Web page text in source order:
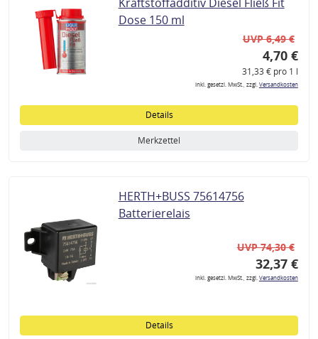
Dose 150 ml
UVP 6,49 €
4,70 €
31,33 € pro 1 l
inkl. gesetzl. MwSt., zzgl.Versandkosten
Details
Merkzettel
HERTH+BUSS 75614756
Batterierelais
UVP 74,30 €
32,37 €
inkl. gesetzl. MwSt., zzgl.Versandkosten
Details